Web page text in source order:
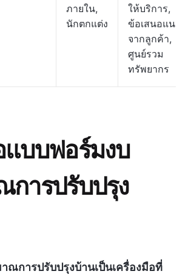
ภายใน,
นักตกแต่ง
ให้บริการ,
ข้อเสนอแนะ
จากลูกค้า,
ศูนย์รวม
ทรัพยากร
แบบฟอร์มงบ
การปรับปรุง
ณการปรับปรุงบ้านเป็นเครื่องมือที่